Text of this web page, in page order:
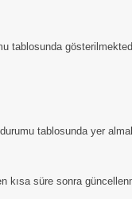
tablosunda
tablosunda yer
kısa süre sonra